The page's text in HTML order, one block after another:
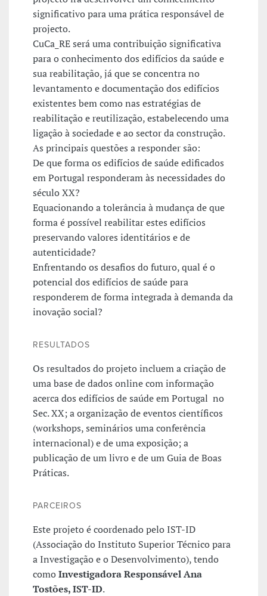
significativo para uma prática responsável de
projecto.
CuCa_RE será uma contribuição significativa
para o conhecimento dos edifícios da saúde e
sua reabilitação, já que se concentra no
levantamento e documentação dos edifícios
existentes bem como nas estratégias de
reabilitação e reutilização, estabelecendo uma
ligação à sociedade e ao sector da construção.
As principais questões a responder são:
De que forma os edifícios de saúde edificados
em Portugal responderam às necessidades do
século XX?
Equacionando a tolerância à mudança de que
forma é possível reabilitar estes edifícios
preservando valores identitários e de
autenticidade?
Enfrentando os desafios do futuro, qual é o
potencial dos edifícios de saúde para
responderem de forma integrada à demanda da
inovação social?
RESULTADOS
Os resultados do projeto incluem a criação de
uma base de dados online com informação
acerca dos edifícios de saúde em Portugal no
Sec. XX; a organização de eventos científicos
(workshops, seminários uma conferência
internacional) e de uma exposição; a
publicação de um livro e de um Guia de Boas
Práticas.
PARCEIROS
Este projeto é coordenado pelo IST-ID
(Associação do Instituto Superior Técnico para
a Investigação e o Desenvolvimento), tendo
comoInvestigadora Responsável Ana
Tostões, IST-ID.